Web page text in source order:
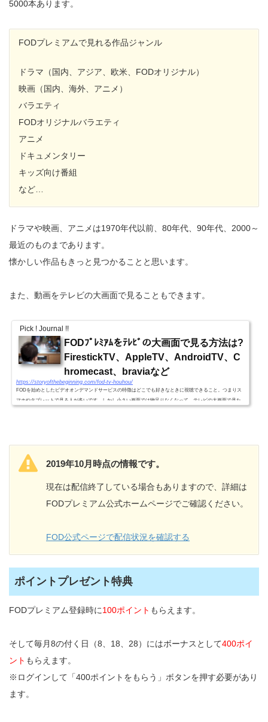
5000本あります。
FODプレミアムで見れる作品ジャンル
ドラマ（国内、アジア、欧米、FODオリジナル）
映画（国内、海外、アニメ）
バラエティ
FODオリジナルバラエティ
アニメ
ドキュメンタリー
キッズ向け番組
など…
ドラマや映画、アニメは1970年代以前、80年代、90年代、2000～
最近のものまであります。
懐かしい作品もきっと見つかることと思います。
また、動画をテレビの大画面で見ることもできます。
Pick ! Journal !!
FODﾌﾟﾚﾐｱﾑをﾃﾚﾋﾞの大画面で見る方法は?
FirestickTV、AppleTV、AndroidTV、C
hromecast、braviaなど
https://storyofthebeginning.com/fod-tv-houhou/
FODを始めとしたビデオオンデマンドサービスの特徴はどこでも好きなときに視聴できること。つまりス
マホやタブレットで見る人が多いです。しかし小さい画面では物足りなくなって、テレビの大画面で見た
2019年10月時点の情報です。
現在は配信終了している場合もありますので、詳細は
FODプレミアム公式ホームページでご確認ください。
FOD公式ページで配信状況を確認する
ポイントプレゼント特典
FODプレミアム登録時に100ポイント もらえます。
そして毎月8の付く日（8、18、28）にはボーナスとして400ポイ
ント もらえます。
※ログインして「400ポイントをもらう」ボタンを押す必要があり
ます。